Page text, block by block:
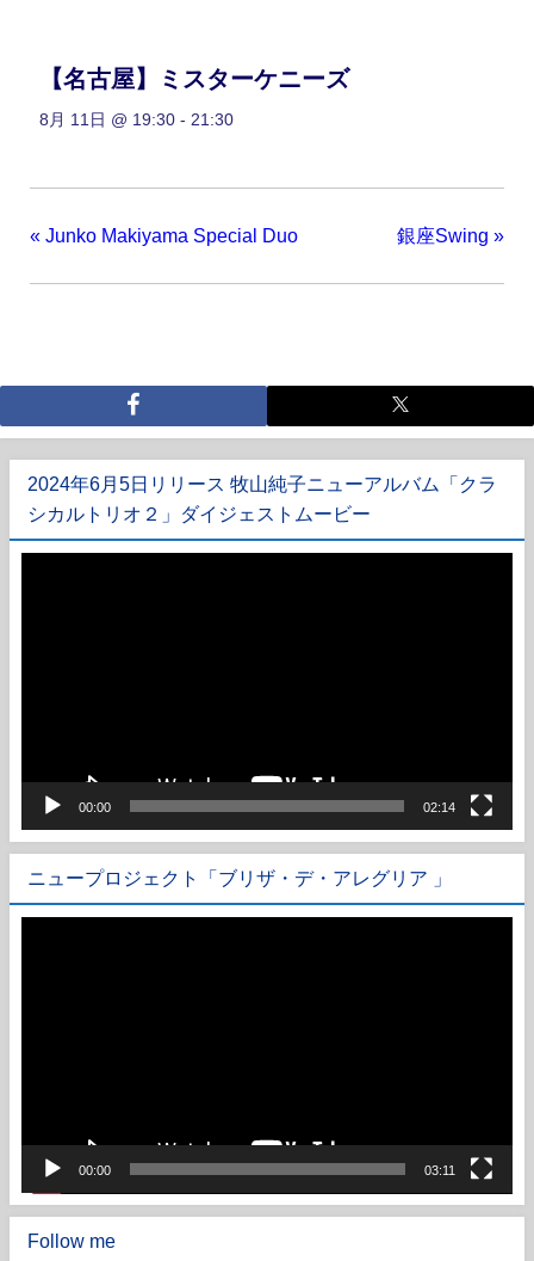
【名古屋】ミスターケニーズ
8月 11日 @ 19:30 - 21:30
« Junko Makiyama Special Duo 銀座Swing »
2024年6月5日リリース 牧山純子ニューアルバム「クラ
シカルトリオ２」ダイジェストムービー
00:00 02:14
ニュープロジェクト「ブリザ・デ・アレグリア 」
00:00 03:11
Follow me